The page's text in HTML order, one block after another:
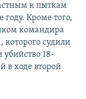
к пыткам
Кроме того,
командира
которого судили
18-
в ходе второй